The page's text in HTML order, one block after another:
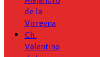
de la
Virreyna
Ch.
Valentino